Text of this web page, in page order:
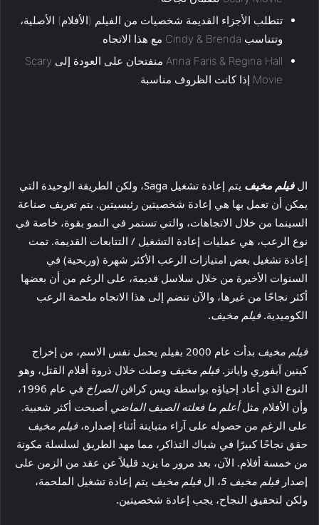
تتطلب الأجزاء القديمة شخصيات من الفيلم (الأفلام) الأصلية،
وتتناسب Cindy & Brenda مع هذا الاتجاه.
Anna Faris & Regina Hall منفتحان على العودة إلى Scary
Movie إذا كانت الظروف مناسبة.
الفيلم مخيف
يتم إعادة تشغيل Saga، ولكن الطريقة الوحيدة التي
يمكن أن تعمل بها هي إعادة شخصيتين رئيسيتين. يتم تعريف صناعة
السينما من خلال الاتجاهات، والتي تستمر في النمو بقوة، خاصة في
نوع الرعب، هي عمليات إعادة التشغيل / التتابعات القديمة. تمت
إعادة تشغيل بعض امتيازات الرعب الأكثر شهرة (وربحية) في
السنوات الأخيرة من خلال سلاسل قديمة، على الرغم من أن بعضها
أكثر نجاحًا من غيرها، والآن تنضم إلى هذا الاتجاه ملحمة الرعب
الكوميدية.فيلم مخيف.
فيلم مخيف
بدأت عام 2000 بفيلم يحمل نفس الاسم، من إخراج
كينين آيفوري وايانز.فيلم مخيف وصلت خلال ذروة أفلام القتل، وهو
النوع الذي أعاد إحياؤه بواسطة ويس كرافنالصراخ
في عام 1996،
وأن الأفلام مثلأعلم ما فعلته الصيف الماضي أصبحت أكثر شعبية.
على الرغم من حصوله على آراء متباينة أثناء إصداره،فيلم مخيف
حقق نجاحًا كبيرًا في شباك التذاكر، مما مهد الطريق لسلسلة مكونة
من خمسة أفلام. الآن، بعد مرور ما يزيد قليلاً عن عقد من الزمن على
إصدارفيلم مخيف 5 ، الفيلم مخيف يتم إعادة تشغيل الملحمة،
ولكن لتحقيق النجاح، يجب إعادة شخصيتين.